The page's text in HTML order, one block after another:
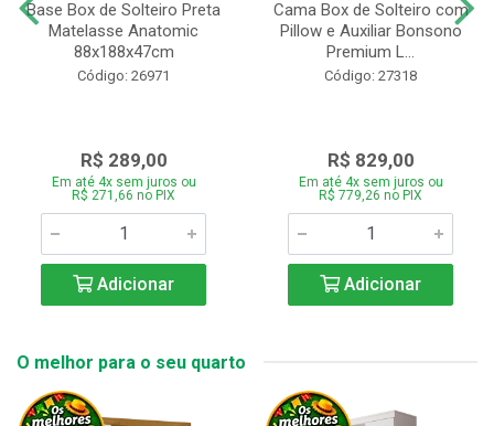
Base Box de Solteiro Preta
Matelasse Anatomic
88x188x47cm
Código: 26971
R$ 289,00
Em até 4x sem juros ou
R$ 271,66 no PIX
Adicionar
Cama Box de Solteiro com
Pillow e Auxiliar Bonsono
Premium L...
Código: 27318
R$ 829,00
Em até 4x sem juros ou
R$ 779,26 no PIX
Adicionar
O melhor para o seu quarto